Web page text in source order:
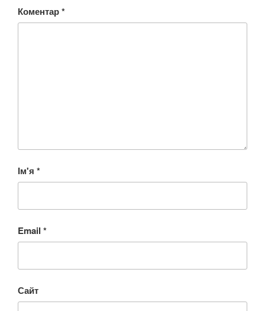
Коментар*
Ім'я *
Email *
Сайт